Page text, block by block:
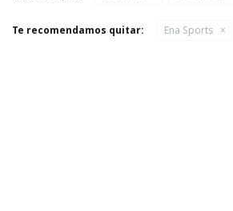
Te recomendamos quitar: Ena Sports